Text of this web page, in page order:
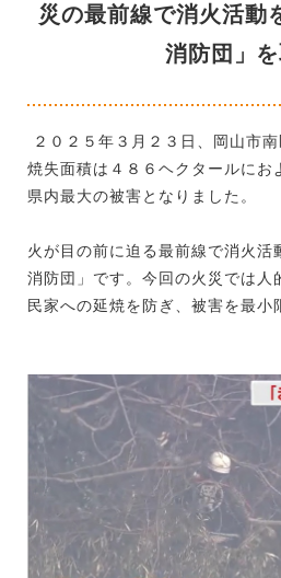
災の最前線で消火活動
消防団」
２０２５年３月２３日、岡山市
焼失面積は４８６ヘクタールにお
県内最大の被害となりました。
火が目の前に迫る最前線で消火活
消防団」です。今回の火災では人
民家への延焼を防ぎ、被害を最小